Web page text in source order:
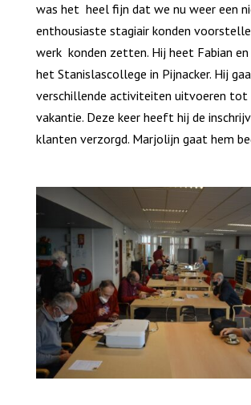
was het heel fijn dat we nu weer een
enthousiaste stagiair konden
werk konden zetten. Hij heet Fabian
het Stanislascollege in Pijnacker. Hij
verschillende activiteiten uitvoeren tot
vakantie. Deze keer heeft hij de
klanten verzorgd. Marjolijn gaat hem